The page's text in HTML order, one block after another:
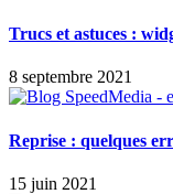
Trucs et astuces :
8 septembre 2021
Reprise : quelques
15 juin 2021